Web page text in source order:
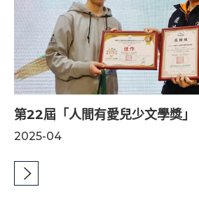
第22屆「人間有愛兒少文學獎」
2025-04